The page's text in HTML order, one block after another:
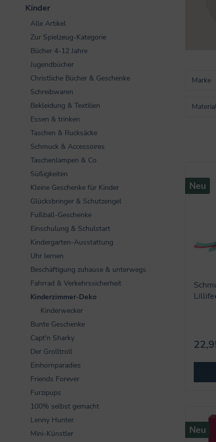
Kinder
Alle Artikel
Zur Spielzeug-Kategorie
Bücher 4-12 Jahre
Jugendbücher
Christliche Bücher & Geschenke
Schreibwaren
Bekleidung & Textilien
Essen & trinken
Taschen & Rucksäcke
Schmuck & Accessoires
Taschenlampen & Co.
Süßigkeiten
Kleine Geschenke für Kinder
Glücksbringer & Schutzengel
Fußball-Geschenke
Einschulung & Schulstart
Kindergarten-Ausstattung
Uhr lernen
Beschäftigung zuhause & unterwegs
Fahrrad & Verkehrssicherheit
Kinderzimmer-Deko
Kinderwecker
Bunte Geschenke
Capt'n Sharky
Der Grolltroll
Einhornparadies
Friends Forever
Furzipups
100% selbst gemacht
Lenny Hunter
Mini-Künstler
Marke
Neu
Neu